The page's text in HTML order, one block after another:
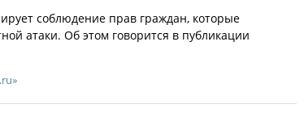
соблюдение прав граждан, которые
атаки. Об этом говорится в публикации